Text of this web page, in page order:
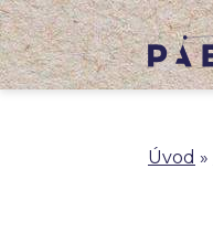
Úvod »